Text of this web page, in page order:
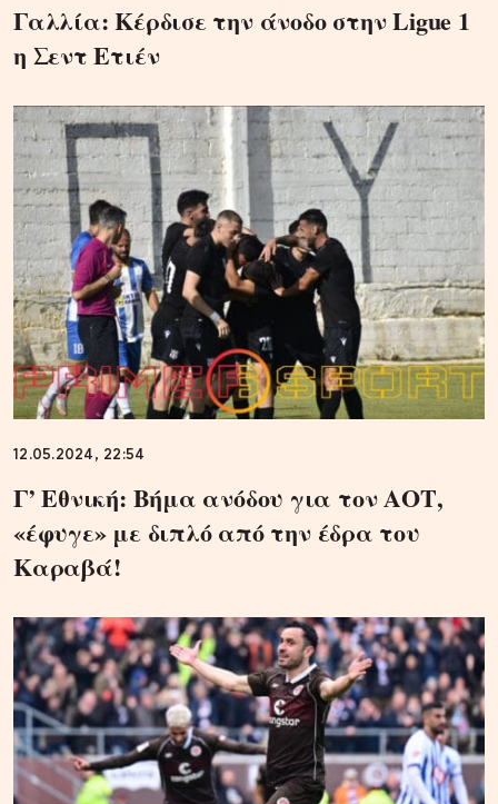
Γαλλία: Κέρδισε την άνοδο στην Ligue 1
η Σεντ Ετιέν
12.05.2024, 22:54
Γ’ Εθνική: Βήμα ανόδου για τον ΑΟΤ,
«έφυγε» με διπλό από την έδρα του
Καραβά!